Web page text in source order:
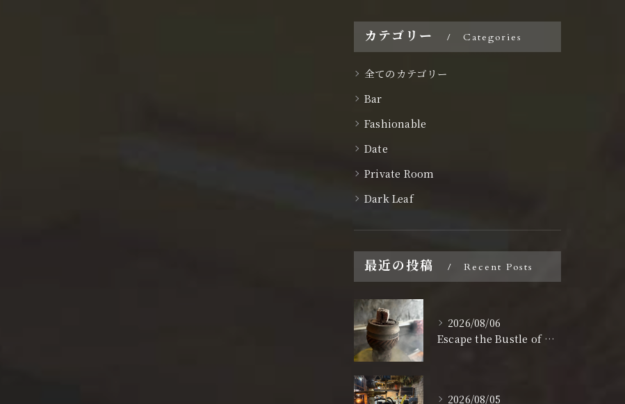
カテゴリー Categories
全てのカテゴリー
Bar
Fashionable
Date
Private Room
Dark Leaf
最近の投稿 Recent Posts
2026/08/06
Escape the Bustle of Dotonbori: Nagahoribashi’s Best Kept Secret
2026/08/05